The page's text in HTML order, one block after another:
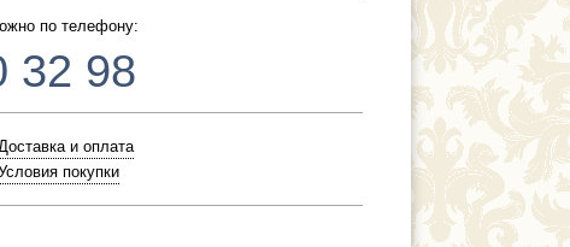
по телефону:
32 98
и оплата
покупки